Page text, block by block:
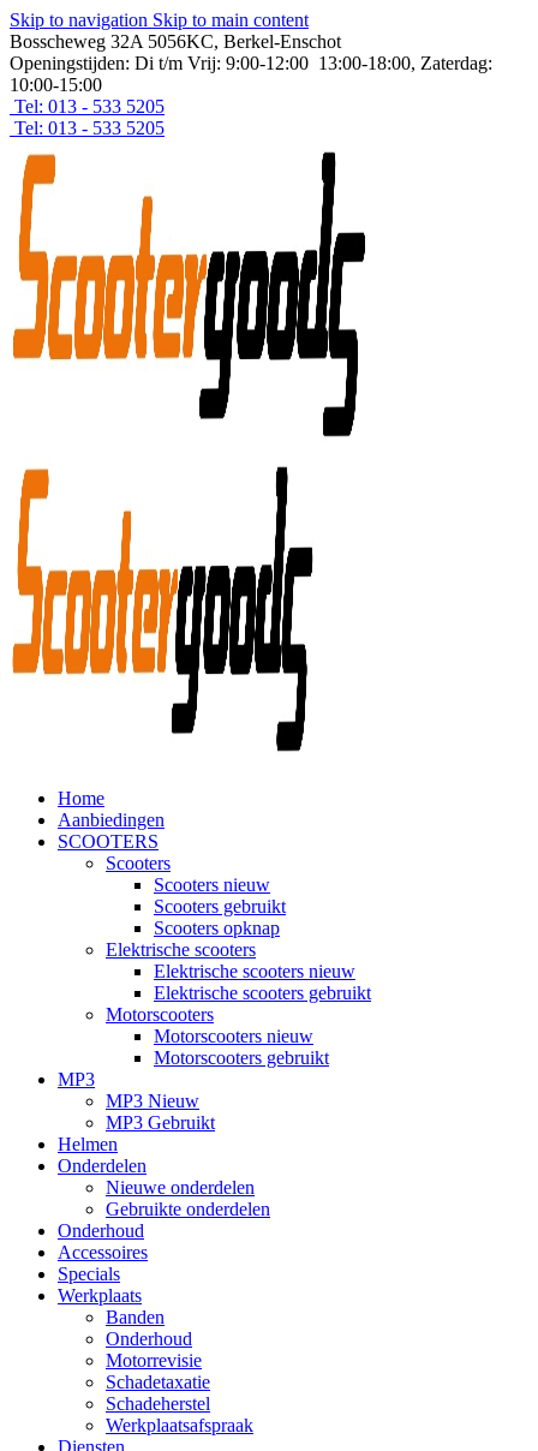
Skip to navigation Skip to main content
Bosscheweg 32A 5056KC, Berkel-Enschot
Openingstijden: Di t/m Vrij: 9:00-12:00 13:00-18:00, Zaterdag:
10:00-15:00
Tel: 013 - 533 5205
Tel: 013 - 533 5205
Home
Aanbiedingen
SCOOTERS
Scooters
Scooters nieuw
Scooters gebruikt
Scooters opknap
Elektrische scooters
Elektrische scooters nieuw
Elektrische scooters gebruikt
Motorscooters
Motorscooters nieuw
Motorscooters gebruikt
MP3
MP3 Nieuw
MP3 Gebruikt
Helmen
Onderdelen
Nieuwe onderdelen
Gebruikte onderdelen
Onderhoud
Accessoires
Specials
Werkplaats
Banden
Onderhoud
Motorrevisie
Schadetaxatie
Schadeherstel
Werkplaatsafspraak
Diensten